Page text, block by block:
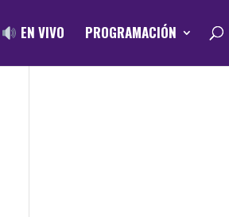
EN VIVO PROGRAMACIÓN